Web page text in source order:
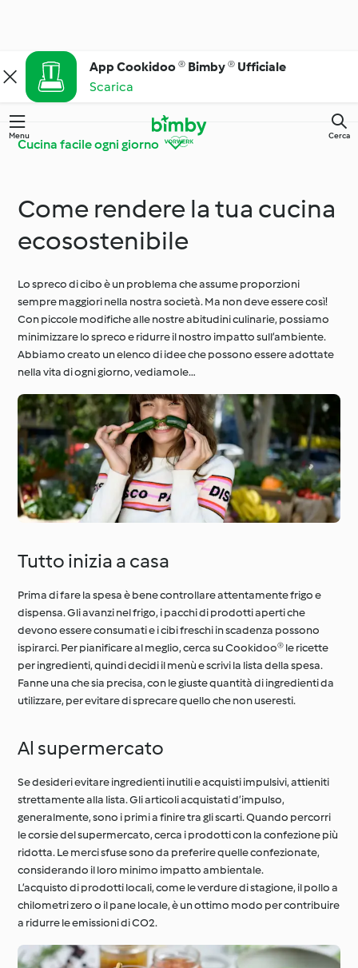
App Cookidoo ® Bimby ® Ufficiale
Scarica
Menu Cerca
Cucina facile ogni giorno
Alla scoperta di
Cookidoo®
Trucchi e consigli con
Bimby®
Ingredienti di stagione
giorno
Diete e stili alimentari
Stagionalità e
occasioni speciali
Il giro del mondo con
Cookidoo®
Impara con
Cookidoo®
Come rendere la tua cucina
ecosostenibile
Lo spreco di cibo è un problema che assume proporzioni
sempre maggiori nella nostra società. Ma non deve essere così!
Con piccole modifiche alle nostre abitudini culinarie, possiamo
minimizzare lo spreco e ridurre il nostro impatto sull’ambiente.
Abbiamo creato un elenco di idee che possono essere adottate
nella vita di ogni giorno, vediamole…
Tutto inizia a casa
Prima di fare la spesa è bene controllare attentamente frigo e
dispensa. Gli avanzi nel frigo, i pacchi di prodotti aperti che
devono essere consumati e i cibi freschi in scadenza possono
ispirarci. Per pianificare al meglio, cerca su Cookidoo® le ricette
per ingredienti, quindi decidi il menù e scrivi la lista della spesa.
Fanne una che sia precisa, con le giuste quantità di ingredienti da
utilizzare, per evitare di sprecare quello che non useresti.
Al supermercato
Se desideri evitare ingredienti inutili e acquisti impulsivi, attieniti
strettamente alla lista. Gli articoli acquistati d’impulso,
generalmente, sono i primi a finire tra gli scarti. Quando percorri
le corsie del supermercato, cerca i prodotti con la confezione più
ridotta. Le merci sfuse sono da preferire quelle confezionate,
considerando il loro minimo impatto ambientale.
L’acquisto di prodotti locali, come le verdure di stagione, il pollo a
chilometri zero o il pane locale, è un ottimo modo per contribuire
a ridurre le emissioni di CO2.